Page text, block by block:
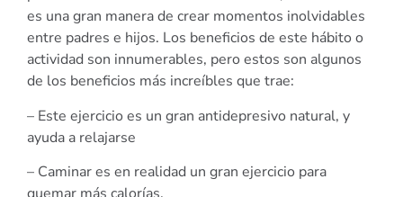
es una gran manera de crear momentos inolvidables
entre padres e hijos. Los beneficios de este hábito o
actividad son innumerables, pero estos son algunos
de los beneficios más increíbles que trae:
– Este ejercicio es un gran antidepresivo natural, y
ayuda a relajarse
– Caminar es en realidad un gran ejercicio para